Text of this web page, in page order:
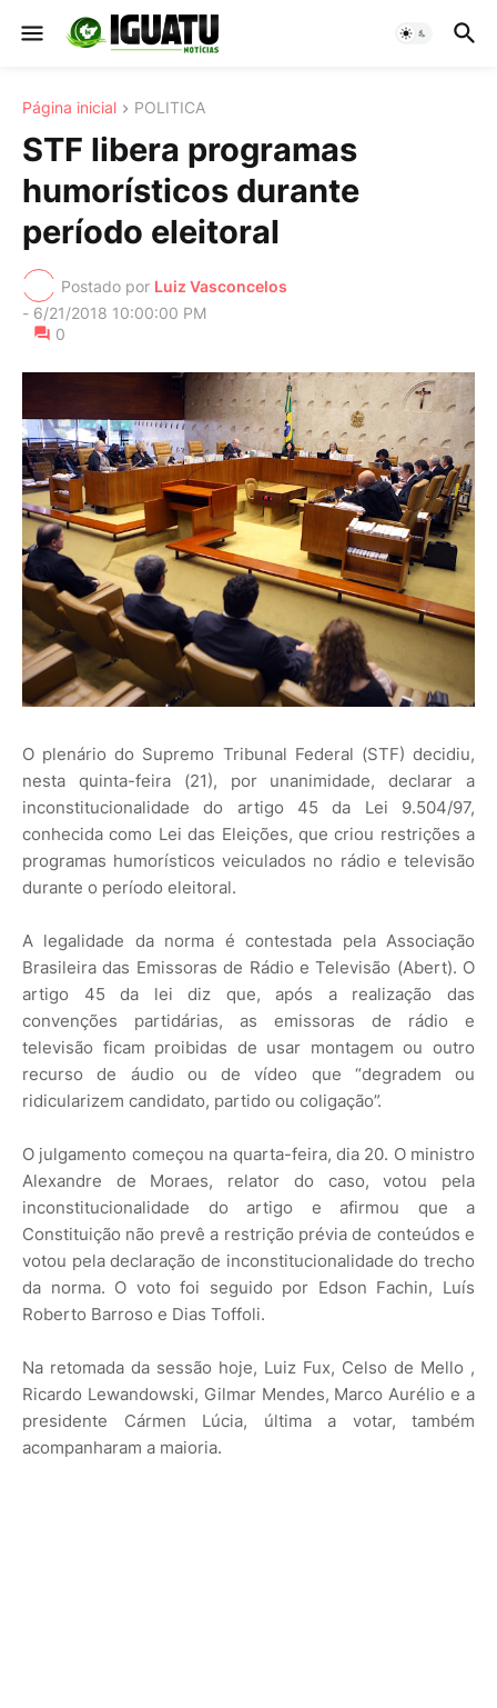
Página inicial POLITICA
STF libera programas
humorísticos durante
período eleitoral
Postado por Luiz Vasconcelos
- 6/21/2018 10:00:00 PM
0
O plenário do Supremo Tribunal Federal (STF) decidiu,
nesta quinta-feira (21), por unanimidade, declarar a
inconstitucionalidade do artigo 45 da Lei 9.504/97,
conhecida como Lei das Eleições, que criou restrições a
programas humorísticos veiculados no rádio e televisão
durante o período eleitoral.
A legalidade da norma é contestada pela Associação
Brasileira das Emissoras de Rádio e Televisão (Abert). O
artigo 45 da lei diz que, após a realização das
convenções partidárias, as emissoras de rádio e
televisão ficam proibidas de usar montagem ou outro
recurso de áudio ou de vídeo que “degradem ou
ridicularizem candidato, partido ou coligação”.
O julgamento começou na quarta-feira, dia 20. O ministro
Alexandre de Moraes, relator do caso, votou pela
inconstitucionalidade do artigo e afirmou que a
Constituição não prevê a restrição prévia de conteúdos e
votou pela declaração de inconstitucionalidade do trecho
da norma. O voto foi seguido por Edson Fachin, Luís
Roberto Barroso e Dias Toffoli.
Na retomada da sessão hoje, Luiz Fux, Celso de Mello ,
Ricardo Lewandowski, Gilmar Mendes, Marco Aurélio e a
presidente Cármen Lúcia, última a votar, também
acompanharam a maioria.